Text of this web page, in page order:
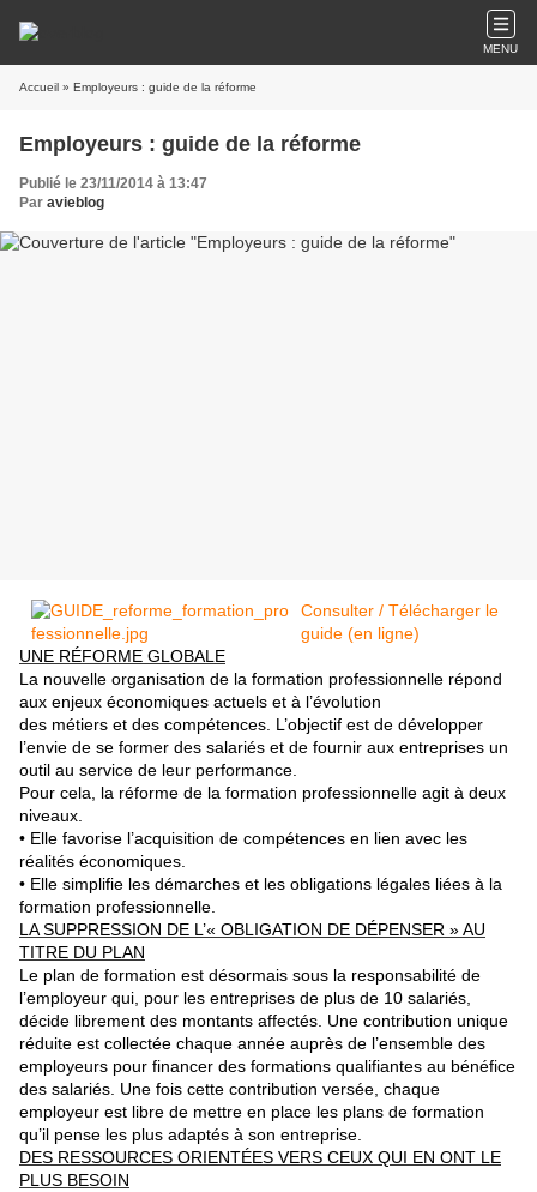
MENU
Accueil » Employeurs : guide de la réforme
Employeurs : guide de la réforme
Publié le 23/11/2014 à 13:47
Par avieblog
Consulter / Télécharger le
guide (en ligne)
UNE RÉFORME GLOBALE
La nouvelle organisation de la formation professionnelle répond
aux enjeux économiques actuels et à l’évolution
des métiers et des compétences. L’objectif est de développer
l’envie de se former des salariés et de fournir aux entreprises un
outil au service de leur performance.
Pour cela, la réforme de la formation professionnelle agit à deux
niveaux.
• Elle favorise l’acquisition de compétences en lien avec les
réalités économiques.
• Elle simplifie les démarches et les obligations légales liées à la
formation professionnelle.
LA SUPPRESSION DE L’« OBLIGATION DE DÉPENSER » AU
TITRE DU PLAN
Le plan de formation est désormais sous la responsabilité de
l’employeur qui, pour les entreprises de plus de 10 salariés,
décide librement des montants affectés. Une contribution unique
réduite est collectée chaque année auprès de l’ensemble des
employeurs pour financer des formations qualifiantes au bénéfice
des salariés. Une fois cette contribution versée, chaque
employeur est libre de mettre en place les plans de formation
qu’il pense les plus adaptés à son entreprise.
DES RESSOURCES ORIENTÉES VERS CEUX QUI EN ONT LE
PLUS BESOIN